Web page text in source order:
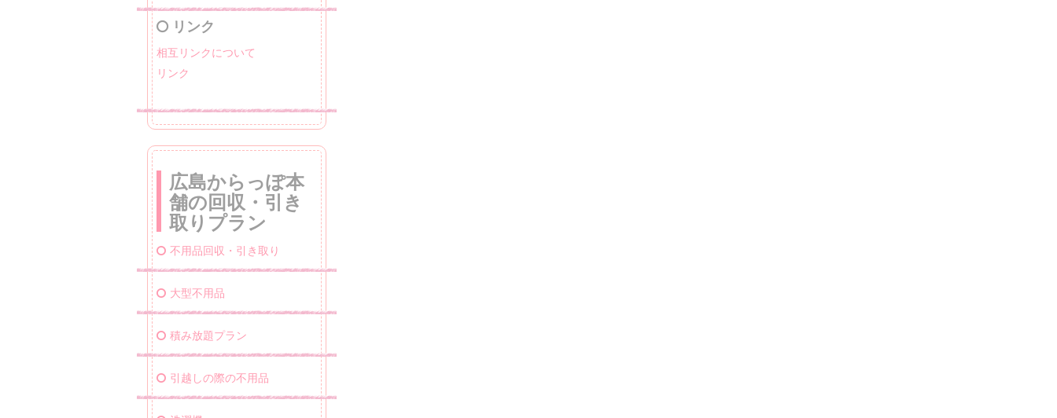
リンク
相互リンクについて
リンク
広島からっぽ本
舗の回収・引き
取りプラン
不用品回収・引き取り
大型不用品
積み放題プラン
引越しの際の不用品